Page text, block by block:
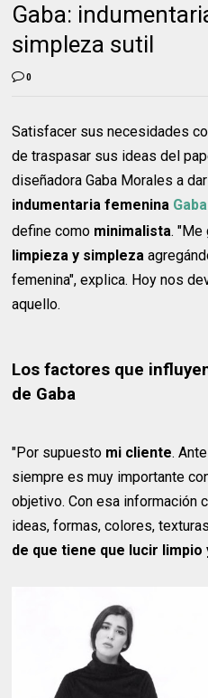
Gaba:
simpleza sutil
0
Satisfacer sus necesidades
de traspasar sus ideas del
diseñadora Gaba Morales a
indumentaria femenina Gaba
define como minimalista. "Me
limpieza y simpleza
femenina", explica. Hoy nos
aquello.
Los factores que
de Gaba
"Por supuesto mi cliente.
siempre es muy importante
objetivo. Con esa información
ideas, formas, colores,
de que tiene que lucir